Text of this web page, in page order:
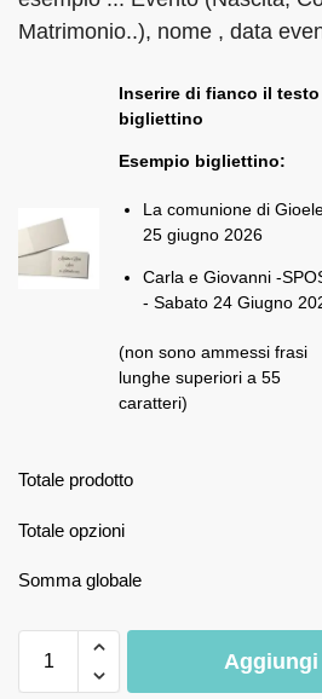
Matrimonio..), nome , data
Inserire di fianco il testo
bigliettino
Esempio bigliettino:
La comunione di
25 giugno 2026
Carla e Giovanni -
- Sabato 24 Giugno
(non sono ammessi frasi
lunghe superiori a 55
caratteri)
Totale prodotto
Totale opzioni
Somma globale